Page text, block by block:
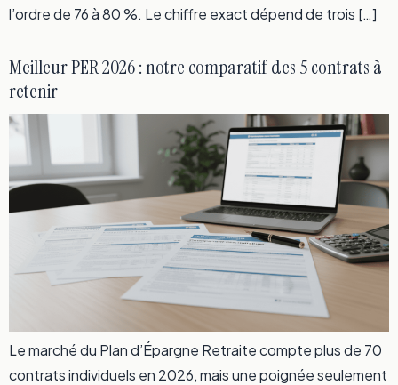
l’ordre de 76 à 80 %. Le chiffre exact dépend de trois […]
Meilleur PER 2026 : notre comparatif des 5 contrats à
retenir
Le marché du Plan d’Épargne Retraite compte plus de 70
contrats individuels en 2026, mais une poignée seulement